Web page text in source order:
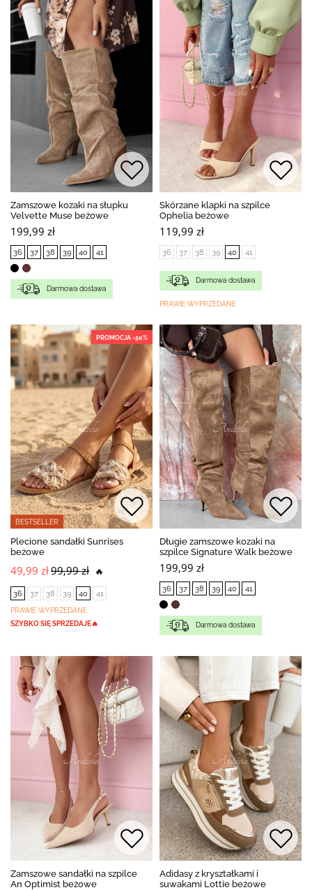
Zamszowe kozaki na słupku
Velvette Muse beżowe
199,99 zł
36 37 38 39 40 41
Darmowa dostawa
Skórzane klapki na szpilce
Ophelia beżowe
119,99 zł
36 37 38 39 40 41
Darmowa dostawa
PRAWIE WYPRZEDANE
PROMOCJA -50%
BESTSELLER
Plecione sandałki Sunrises
beżowe
49,99 zł99,99 zł 🔥
36 37 38 39 40 41
PRAWIE WYPRZEDANE
SZYBKO SIĘ SPRZEDAJE🔥
Długie zamszowe kozaki na
szpilce Signature Walk beżowe
199,99 zł
36 37 38 39 40 41
Darmowa dostawa
Zamszowe sandałki na szpilce
An Optimist beżowe
Adidasy z kryształkami i
suwakami Lottie beżowe